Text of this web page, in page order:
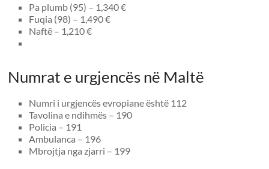
Pa plumb (95) – 1,340 €
Fuqia (98) – 1,490 €
Naftë – 1,210 €
Numrat e urgjencës në Maltë
Numri i urgjencës evropiane është 112
Tavolina e ndihmës – 190
Policia – 191
Ambulanca – 196
Mbrojtja nga zjarri – 199